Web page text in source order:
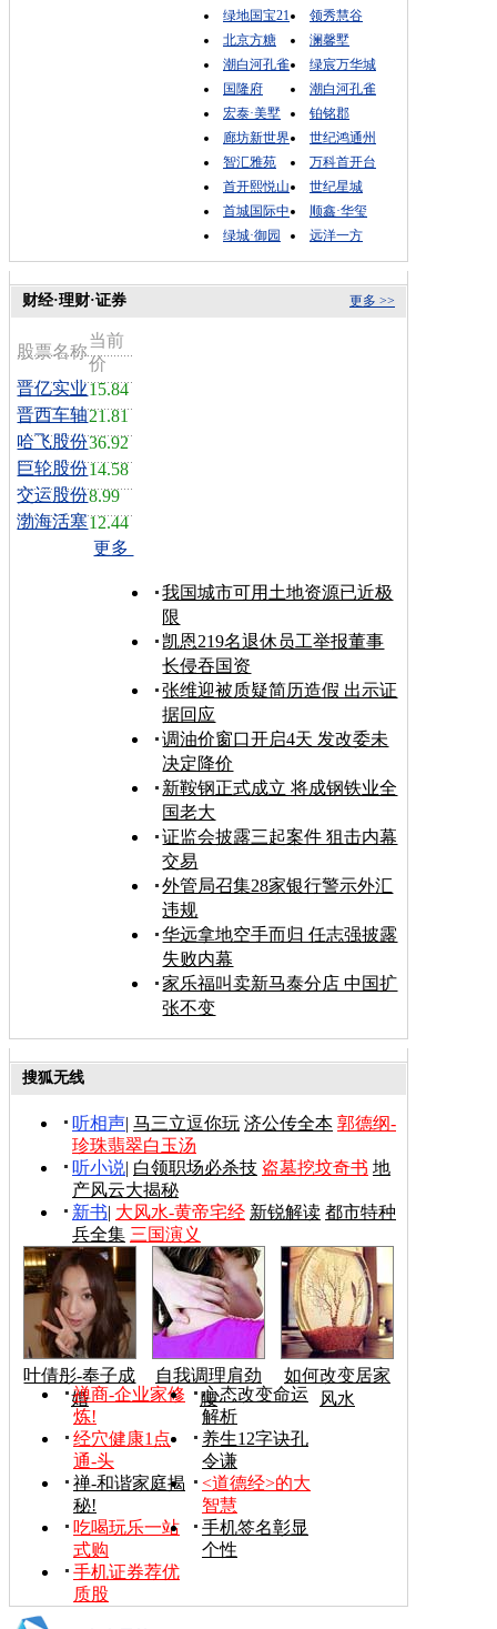
绿地国宝21
领秀慧谷
北京方糖
澜馨墅
潮白河孔雀
绿宸万华城
国隆府
潮白河孔雀
宏泰·美墅
铂铭郡
廊坊新世界
世纪鸿通州
智汇雅苑
万科首开台
首开熙悦山
世纪星城
首城国际中
顺鑫·华玺
绿城·御园
远洋一方
更多 >>
财经·理财·证券
股票名称
当前
价
晋亿实业15.84
晋西车轴21.81
哈飞股份36.92
巨轮股份14.58
交运股份8.99
渤海活塞12.44
更多
我国城市可用土地资源已近极
限
凯恩219名退休员工举报董事
长侵吞国资
张维迎被质疑简历造假 出示证
据回应
调油价窗口开启4天 发改委未
决定降价
新鞍钢正式成立 将成钢铁业全
国老大
证监会披露三起案件 狙击内幕
交易
外管局召集28家银行警示外汇
违规
华远拿地空手而归 任志强披露
失败内幕
家乐福叫卖新马泰分店 中国扩
张不变
搜狐无线
听相声| 马三立逗你玩 济公传全本 郭德纲-
珍珠翡翠白玉汤
听小说| 白领职场必杀技 盗墓挖坟奇书 地
产风云大揭秘
新书| 大风水-黄帝宅经 新锐解读 都市特种
兵全集 三国演义
叶倩彤-奉子成
婚
自我调理肩劲
腰
如何改变居家
风水
禅商-企业家修
炼!
心态改变命运
解析
经穴健康1点
通-头
养生12字诀孔
令谦
禅-和谐家庭揭
秘!
<道德经>的大
智慧
吃喝玩乐一站
式购
手机签名彰显
个性
手机证券荐优
质股